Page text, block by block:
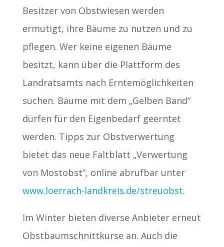
Besitzer von Obstwiesen werden
ermutigt, ihre Bäume zu nutzen und zu
pflegen. Wer keine eigenen Bäume
besitzt, kann über die Plattform des
Landratsamts nach Erntemöglichkeiten
suchen. Bäume mit dem „Gelben Band“
dürfen für den Eigenbedarf geerntet
werden. Tipps zur Obstverwertung
bietet das neue Faltblatt „Verwertung
von Mostobst“, online abrufbar unter
www.loerrach-landkreis.de/streuobst.
Im Winter bieten diverse Anbieter erneut
Obstbaumschnittkurse an. Auch die